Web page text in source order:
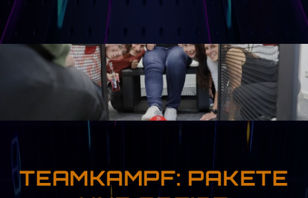
TEAMKAMPF: PAKETE